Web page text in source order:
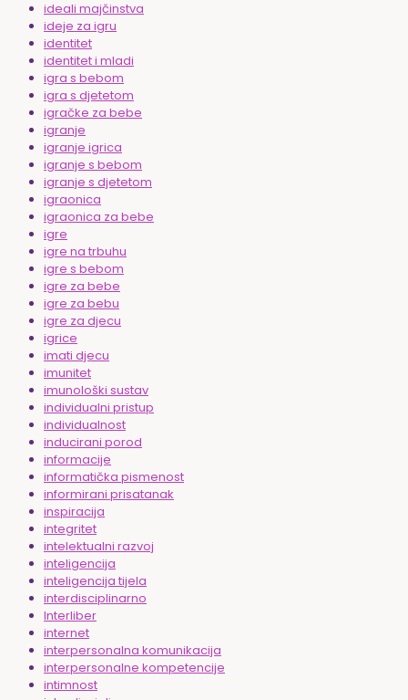
ideali majčinstva
ideje za igru
identitet
identitet i mladi
igra s bebom
igra s djetetom
igračke za bebe
igranje
igranje igrica
igranje s bebom
igranje s djetetom
igraonica
igraonica za bebe
igre
igre na trbuhu
igre s bebom
igre za bebe
igre za bebu
igre za djecu
igrice
imati djecu
imunitet
imunološki sustav
individualni pristup
individualnost
inducirani porod
informacije
informatička pismenost
informirani prisatanak
inspiracija
integritet
intelektualni razvoj
inteligencija
inteligencija tijela
interdisciplinarno
Interliber
internet
interpersonalna komunikacija
interpersonalne kompetencije
intimnost